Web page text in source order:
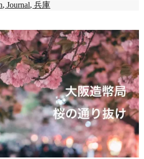
,Journal,兵庫